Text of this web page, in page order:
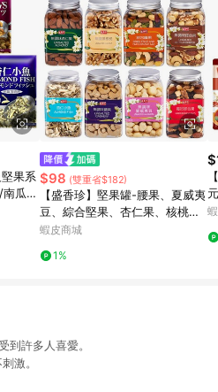
果系
瓜籽
調味
$98 (雙重省$182)
【盛香珍】堅果罐-腰果、夏威夷
豆、綜合堅果、杏仁果、核桃、
無調味堅果、藍莓、蔓越莓｜官
蝦皮商城
1%
許多人喜愛。
激。